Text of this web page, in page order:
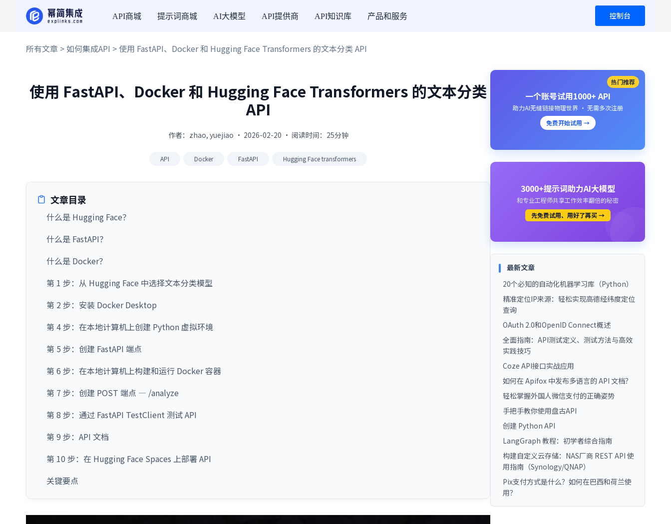
API商城 提示词商城 AI大模型 API提供商 API知识库 产品和服务 控制台
所有文章 >如何集成API > 使用 FastAPI、Docker 和 Hugging Face Transformers 的文本分类 API
使用 FastAPI、Docker 和 Hugging Face Transformers 的文本分类
API
作者：zhao, yuejiao · 2026-02-20 · 阅读时间：25分钟
API Docker FastAPI Hugging Face transformers
文章目录
什么是 Hugging Face？
什么是 FastAPI？
什么是 Docker？
第 1 步：从 Hugging Face 中选择文本分类模型
第 2 步：安装 Docker Desktop
第 4 步：在本地计算机上创建 Python 虚拟环境
第 5 步：创建 FastAPI 端点
第 6 步：在本地计算机上构建和运行 Docker 容器
第 7 步：创建 POST 端点 — /analyze
第 8 步：通过 FastAPI TestClient 测试 API
第 9 步：API 文档
第 10 步：在 Hugging Face Spaces 上部署 API
关键要点
热门推荐
一个账号试用1000+ API
助力AI无缝链接物理世界 · 无需多次注册
免费开始试用 →
3000+提示词助力AI大模型
和专业工程师共享工作效率翻倍的秘密
先免费试用、用好了再买 →
最新文章
20个必知的自动化机器学习库（Python）
精准定位IP来源：轻松实现高德经纬度定位
查询
OAuth 2.0和OpenID Connect概述
全面指南：API测试定义、测试方法与高效
实践技巧
Coze API接口实战应用
如何在 Apifox 中发布多语言的 API 文档？
轻松掌握外国人微信支付的正确姿势
手把手教你使用盘古API
创建 Python API
LangGraph 教程：初学者综合指南
构建自定义云存储：NAS厂商 REST API 使
用指南（Synology/QNAP）
Pix支付方式是什么？如何在巴西和荷兰使
用？